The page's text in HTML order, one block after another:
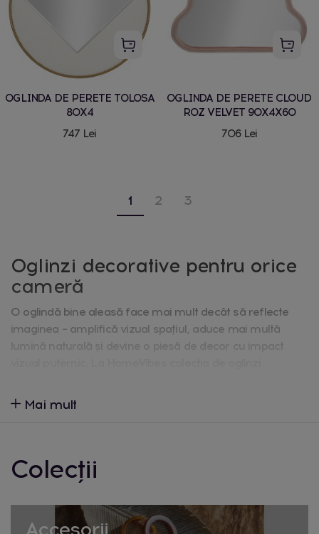
OGLINDA DE PERETE TOLOSA
80X4
747 Lei
OGLINDA DE PERETE CLOUD
ROZ VELVET 90X4X60
706 Lei
1 2 3
Oglinzi decorative pentru orice
cameră
O oglindă bine aleasă face mai mult decât să reflecte
imaginea – amplifică vizual spațiul, aduce mai multă
lumină naturală și devine o piesă de decor cu impact
hol la oglinzi mari de podea, pentru living, dormitor, baie
Oglinzi rotunde
Forma rotundă, fără colțuri, se potrivește ușor în orice
stil de amenajare și creează un contrast plăcut cu liniile
Mai mult
Colecții
Accesorii